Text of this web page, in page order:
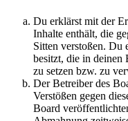
Du erklärst mit der
Inhalte enthält, die
Sitten verstoßen. Du
besitzt, die in
zu setzen bzw. zu
Der Betreiber des
Verstößen gegen
Board